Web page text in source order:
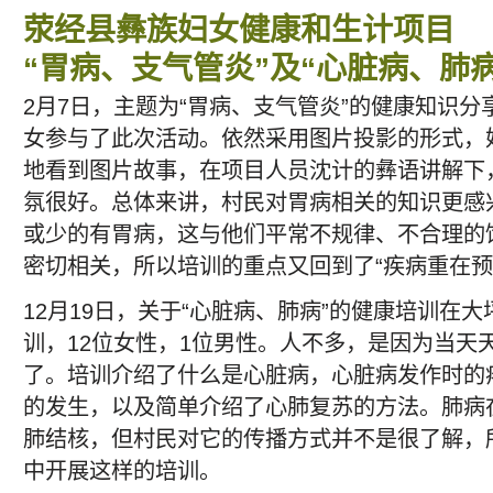
荥经县彝族妇女健康和生计项目
“胃病、支气管炎”及“心脏病、肺
2月7日，主题为“胃病、支气管炎”的健康知识
女参与了此次活动。依然采用图片投影的形式
地看到图片故事，在项目人员沈计的彝语讲解
氛很好。总体来讲，村民对胃病相关的知识更
或少的有胃病，这与他们平常不规律、不合理
密切相关，所以培训的重点又回到了“疾病重在
12月19日，关于“心脏病、肺病”的健康培训在
训，12位女性，1位男性。人不多，是因为当天
了。培训介绍了什么是心脏病，心脏病发作时
的发生，以及简单介绍了心肺复苏的方法。肺
肺结核，但村民对它的传播方式并不是很了解
中开展这样的培训。